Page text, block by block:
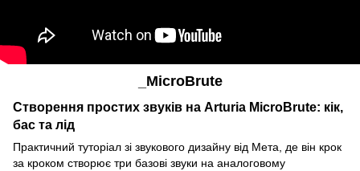
_MicroBrute
Створення простих звуків на Arturia MicroBrute: кік,
бас та лід
Практичний туторіал зі звукового дизайну від Мета, де він крок
за кроком створює три базові звуки на аналоговому